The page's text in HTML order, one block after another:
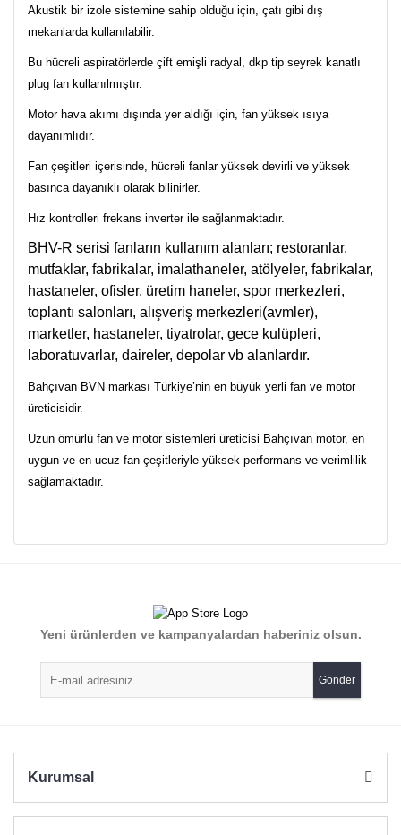
Akustik bir izole sistemine sahip olduğu için, çatı gibi dış
mekanlarda kullanılabilir.
Bu hücreli aspiratörlerde çift emişli radyal, dkp tip seyrek kanatlı
plug fan kullanılmıştır.
Motor hava akımı dışında yer aldığı için, fan yüksek ısıya
dayanımlıdır.
Fan çeşitleri içerisinde, hücreli fanlar yüksek devirli ve yüksek
basınca dayanıklı olarak bilinirler.
Hız kontrolleri frekans inverter ile sağlanmaktadır.
BHV-R serisi fanların kullanım alanları; restoranlar,
mutfaklar, fabrikalar, imalathaneler, atölyeler, fabrikalar,
hastaneler, ofisler, üretim haneler, spor merkezleri,
toplantı salonları, alışveriş merkezleri(avmler),
marketler, hastaneler, tiyatrolar, gece kulüpleri,
laboratuvarlar, daireler, depolar vb alanlardır.
Bahçıvan BVN markası Türkiye’nin en büyük yerli fan ve motor
üreticisidir.
Uzun ömürlü fan ve motor sistemleri üreticisi Bahçıvan motor, en
uygun ve en ucuz fan çeşitleriyle yüksek performans ve verimlilik
sağlamaktadır.
Yorum Yaz
Ürün resmi kalitesiz, bozuk veya görüntülenemiyor.
Ürün açıklamasında eksik bilgiler bulunuyor.
Ürün bilgilerinde hatalar bulunuyor.
Yeni ürünlerden ve kampanyalardan haberiniz olsun.
Gönder
Kurumsal